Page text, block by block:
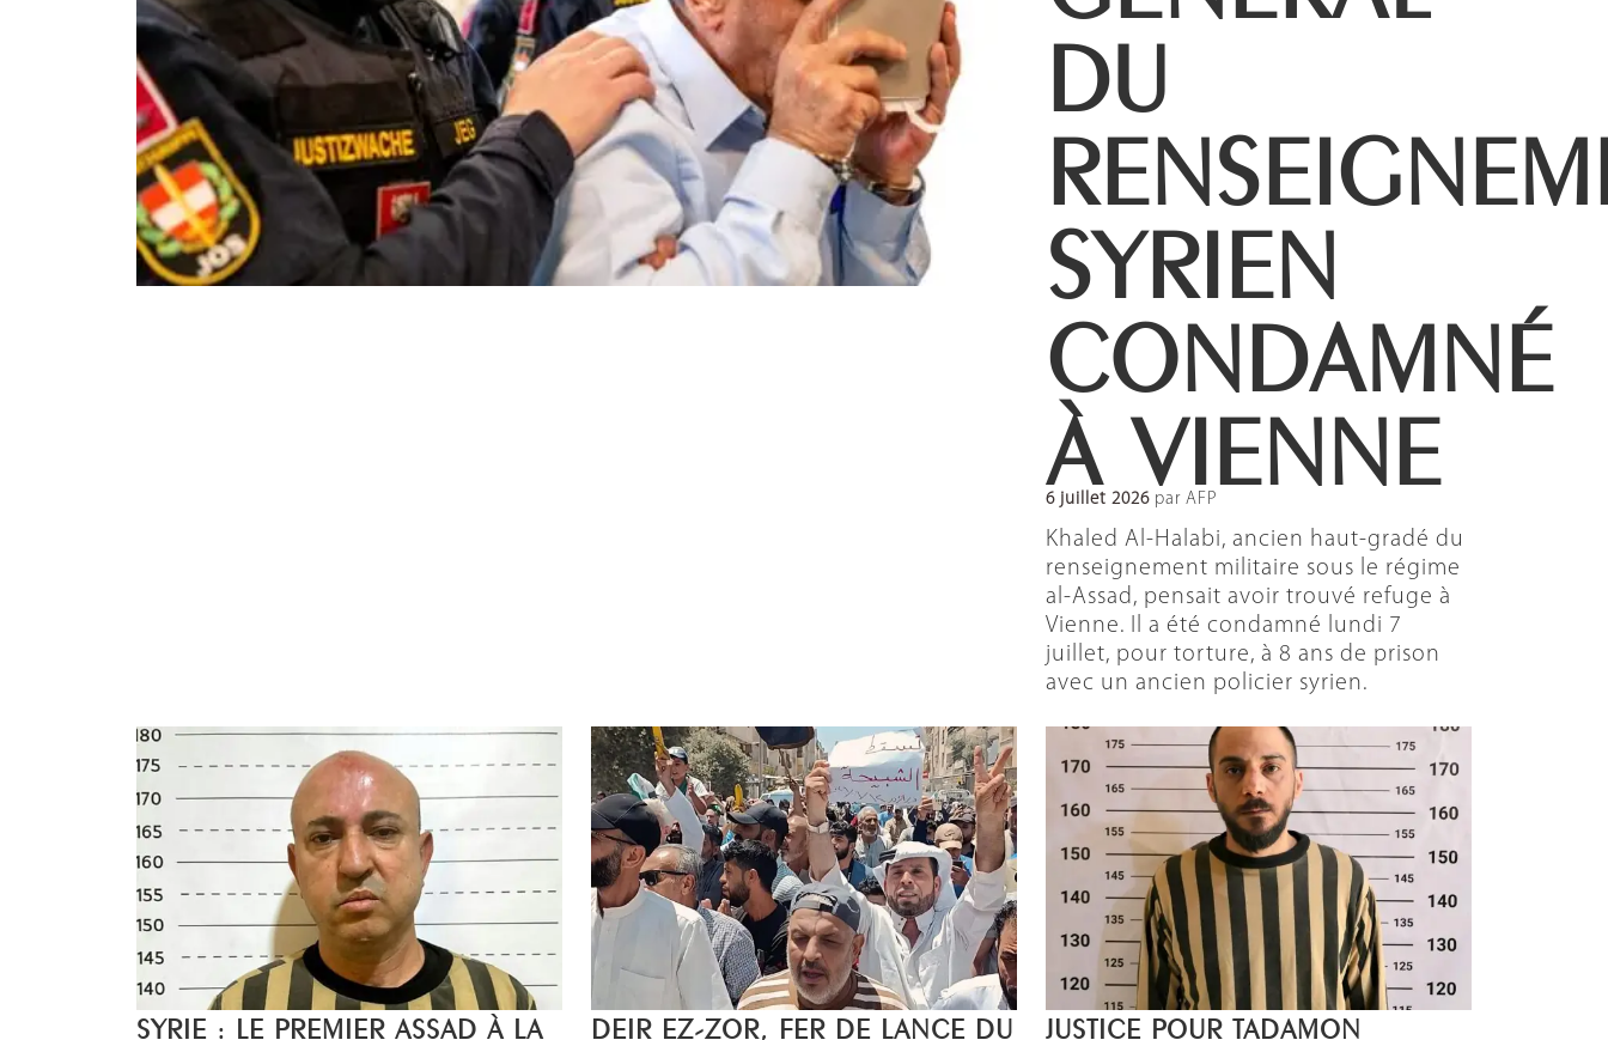
DU
SYRIEN
CONDAMNÉ
À VIENNE
6 juillet 2026 par AFP
Khaled Al-Halabi, ancien haut-gradé du
renseignement militaire sous le régime
al-Assad, pensait avoir trouvé refuge à
Vienne. Il a été condamné lundi 7
juillet, pour torture, à 8 ans de prison
avec un ancien policier syrien.
SYRIE : LE PREMIER ASSAD À LA DEIR EZ-ZOR, FER DE LANCE DU JUSTICE POUR TADAMON